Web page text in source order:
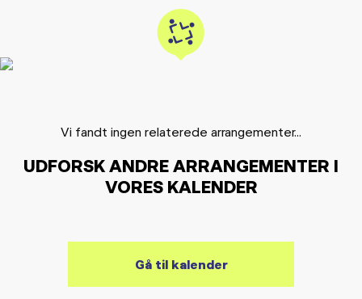
Vi fandt ingen relaterede arrangementer...
UDFORSK ANDRE ARRANGEMENTER I
VORES KALENDER
Gå til kalender